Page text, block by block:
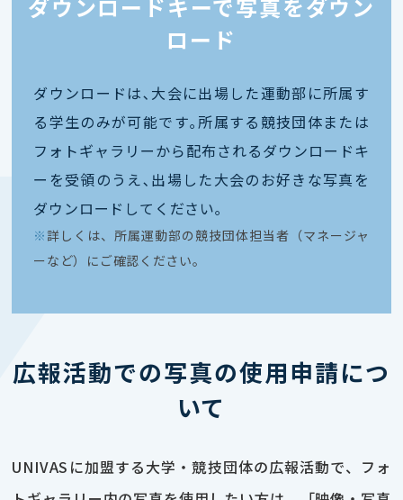
ダウンロードキーで写真をダウン
ロード
ダウンロードは､大会に出場した運動部に所属す
る学生のみが可能です｡所属する競技団体または
フォトギャラリーから配布されるダウンロードキ
ーを受領のうえ､出場した大会のお好きな写真を
ダウンロードしてください｡
※ 詳しくは、所属運動部の競技団体担当者（マネージャ
ーなど）にご確認ください。
広報活動での写真の使用申請につ
いて
UNIVASに加盟する大学・競技団体の広報活動で、フォ